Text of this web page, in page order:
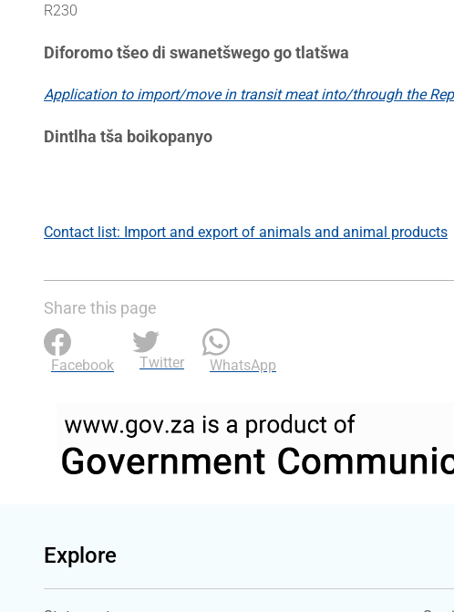
R230
Diforomo tšeo di swanetšwego go tlatšwa
Application to import/move in transit meat into/through the
Dintlha tša boikopanyo
Contact list: Import and export of animals and animal products
Share this page
Facebook Twitter WhatsApp
Explore